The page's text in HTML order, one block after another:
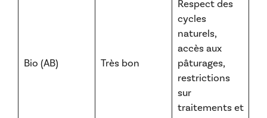
Bio (AB) Très bon
Respect des
cycles
naturels,
accès aux
pâturages,
restrictions
sur
traitements et